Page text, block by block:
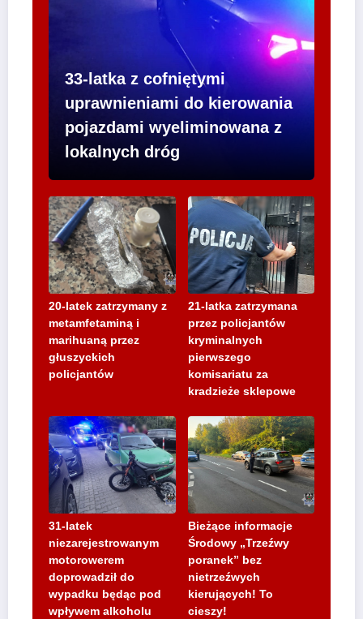
33-latka z cofniętymi
uprawnieniami do kierowania
pojazdami wyeliminowana z
lokalnych dróg
20-latek zatrzymany z
metamfetaminą i
marihuaną przez
głuszyckich
policjantów
21-latka zatrzymana
przez policjantów
kryminalnych
pierwszego
komisariatu za
kradzieże sklepowe
31-latek
niezarejestrowanym
motorowerem
doprowadził do
wypadku będąc pod
wpływem alkoholu
Bieżące informacje
Środowy „Trzeźwy
poranek” bez
nietrzeźwych
kierujących! To
cieszy!